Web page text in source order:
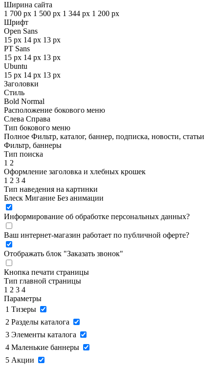
Ширина сайта
1 700 px 1 500 px 1 344 px 1 200 px
Шрифт
Open Sans
15 px 14 px 13 px
PT Sans
15 px 14 px 13 px
Ubuntu
15 px 14 px 13 px
Заголовки
Стиль
Bold Normal
Расположение бокового меню
Слева Справа
Тип бокового меню
Полное Фильтр, каталог, баннер, подписка, новости, статьи
Фильтр, баннеры
Тип поиска
1 2
Оформление заголовка и хлебных крошек
1 2 3 4
Тип наведения на картинки
Блеск Мигание Без анимации
Информирование об обработке персональных данных?
Ваш интернет-магазин работает по публичной оферте?
Отображать блок "Заказать звонок"
Кнопка печати страницы
Тип главной страницы
1 2 3 4
Параметры
1 Тизеры
2 Разделы каталога
3 Элементы каталога
4 Маленькие баннеры
5 Акции